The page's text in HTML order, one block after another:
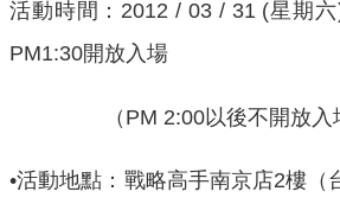
活動時間：2012 / 03 / 31 (星期六
PM1:30開放入場
（PM 2:00以後不開放入
•活動地點：戰略高手南京店2樓（